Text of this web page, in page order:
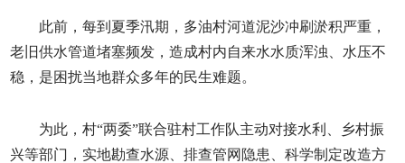
此前，每到夏季汛期，多油村河道泥沙冲刷淤积严重，
老旧供水管道堵塞频发，造成村内自来水水质浑浊、水压不
稳，是困扰当地群众多年的民生难题。
为此，村“两委”联合驻村工作队主动对接水利、乡村振
兴等部门，实地勘查水源、排查管网隐患、科学制定改造方